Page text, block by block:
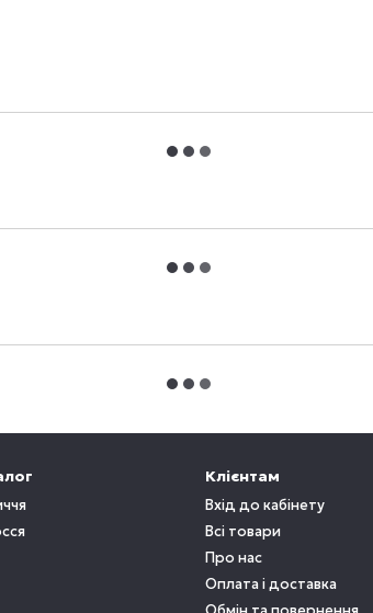
Клієнтам
Вхід до кабінету
Всі товари
Про нас
Оплата і доставка